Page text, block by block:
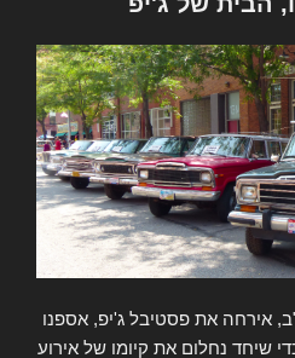
אירחה את פסטיבל ג'יפ, אספנו
שיחד נחלום את קיומו של אירוע